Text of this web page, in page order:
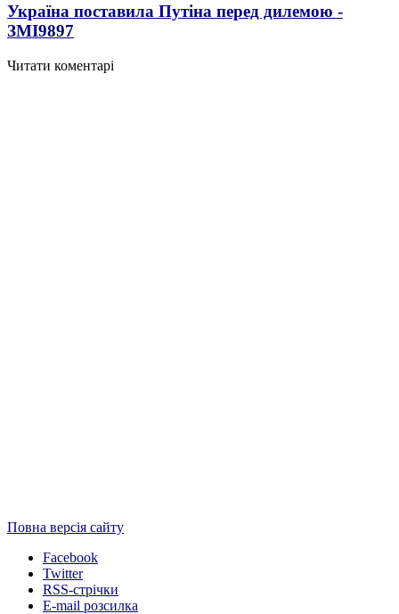
Україна поставила Путіна перед дилемою -
ЗМІ9897
Читати коментарі
Повна версія сайту
Facebook
Twitter
RSS-стрічки
E-mail розсилка